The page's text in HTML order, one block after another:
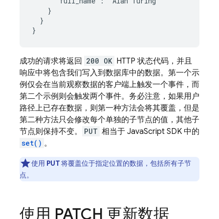
    }
  }
}
成功的请求将返回 200 OK HTTP 状态代码，并且
响应中将包含我们写入到数据库中的数据。第一个示
例仅会在当前观察数据的客户端上触发一个事件，而
第二个示例则会触发两个事件。务必注意，如果用户
路径上已存在数据，则第一种方法会将其覆盖，但是
第二种方法只会修改每个单独的子节点的值，其他子
节点则保持不变。
PUT 相当于 JavaScript SDK 中的
set() 。
使用 PUT将覆盖位于指定位置的数据，包括所有子节
点。
使用 PATCH 更新数据